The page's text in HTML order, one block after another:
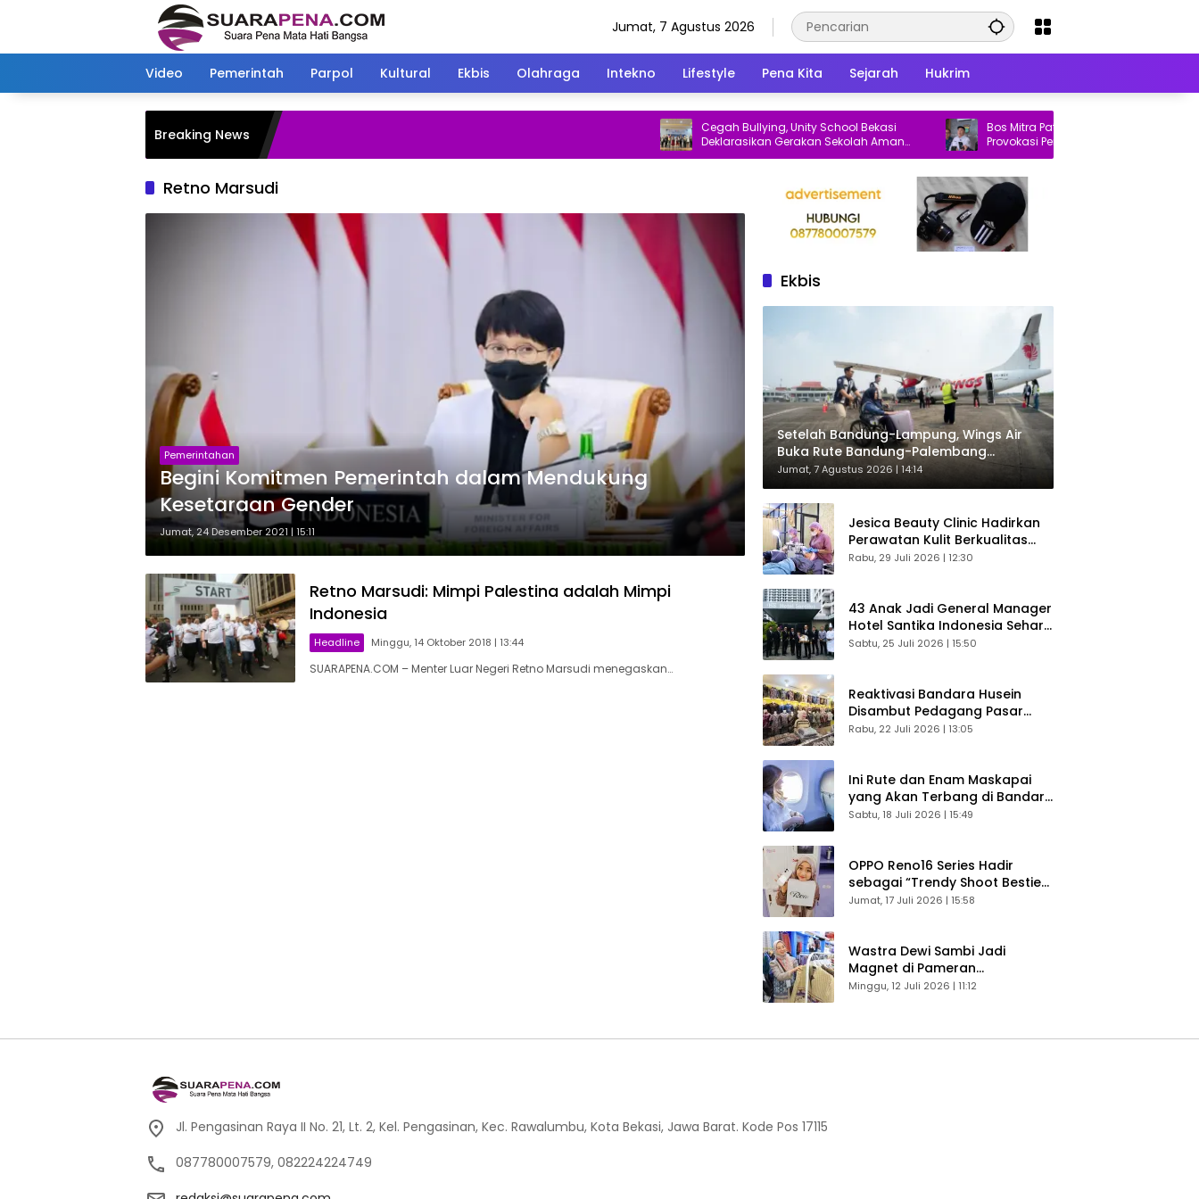
Jumat, 7 Agustus 2026
Video Pemerintah Parpol Kultural Ekbis Olahraga Intekno Lifestyle Pena Kita Sejarah Hukrim
Breaking News
Cegah Bullying, Unity School Bekasi
Deklarasikan Gerakan Sekolah Aman
dan Ramah Anak
Bos Mitra Patriot Laporkan Dugaan
Provokasi Penataan Pasar Baru Bekasi ke
Polisi
Retno Marsudi
Pemerintahan
Begini Komitmen Pemerintah dalam Mendukung
Kesetaraan Gender
Jumat, 24 Desember 2021 | 15:11
Retno Marsudi: Mimpi Palestina adalah Mimpi
Indonesia
Headline Minggu, 14 Oktober 2018 | 13:44
SUARAPENA.COM – Menter Luar Negeri Retno Marsudi menegaskan…
Ekbis
Setelah Bandung-Lampung, Wings Air
Buka Rute Bandung-Palembang
Direspons Langsung Penumpang
Jumat, 7 Agustus 2026 | 14:14
Jesica Beauty Clinic Hadirkan
Perawatan Kulit Berkualitas
Plus Konsultasi Gratis
Rabu, 29 Juli 2026 | 12:30
43 Anak Jadi General Manager
Hotel Santika Indonesia Sehari
Sukses Digelar
Sabtu, 25 Juli 2026 | 15:50
Reaktivasi Bandara Husein
Disambut Pedagang Pasar
Baru, Diyakini Bangkitkan
Rabu, 22 Juli 2026 | 13:05
Ini Rute dan Enam Maskapai
yang Akan Terbang di Bandara
Husein Sastranegara
Sabtu, 18 Juli 2026 | 15:49
OPPO Reno16 Series Hadir
sebagai “Trendy Shoot Bestie”,
Bikin Konten Kreator Makin
Jumat, 17 Juli 2026 | 15:58
Wastra Dewi Sambi Jadi
Magnet di Pameran
Dekranasda, Banyak Diminati
Minggu, 12 Juli 2026 | 11:12
Jl. Pengasinan Raya II No. 21, Lt. 2, Kel. Pengasinan, Kec. Rawalumbu, Kota Bekasi, Jawa Barat. Kode Pos 17115
087780007579, 082224224749